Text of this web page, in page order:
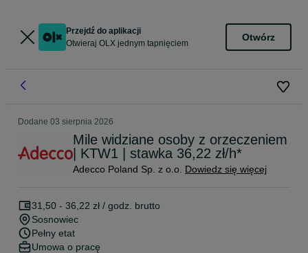
Przejdź do aplikacji
Otwieraj OLX jednym tapnięciem
Otwórz
Dodane 03 sierpnia 2026
Mile widziane osoby z orzeczeniem
| KTW1 | stawka 36,22 zł/h*
Adecco Poland Sp. z o.o. Dowiedz się więcej
31,50 - 36,22 zł / godz. brutto
Sosnowiec
Pełny etat
Umowa o pracę